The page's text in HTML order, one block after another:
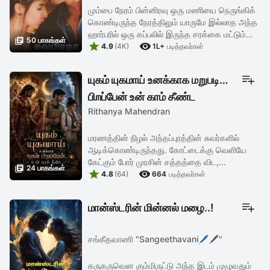
 50 பாகங்கள்
மும்பை நேரம் பின்னிரவு ஒரு மணியை நெருங்கிக்
கொண்டிருந்த நேரத்திலும் யாருமே இல்லாத அந்த
ஹார்பரில் ஒரு கப்பலில் இருந்த சரக்கை மட்டும்
பத்துப் பேர்க் கொண்ட கும்பல் வேகமாக இறக்கிக்
 4.9 (4K)  1L+ படித்தவர்கள்
 24 பாகங்கள்
யுகம் யுகமாய் உனக்காக மறுபடி
பிறப்பேன் உன் கரம் தீண்ட
Rithanya Mahendran
மரணத்தின் நிழல் அந்தப்புரத்தின் சுவர்களில்
ஆடிக்கொண்டிருந்தது. கோட்டைக்கு வெளியே
கேட்கும் போர் முரசின் சத்தத்தை விட,
நிலஞ்சனாவின் மூச்சுக்காற்று அதிக
 4.8 (64)  664 படித்தவர்கள்
மான்ஸ்டரின் மின்னல் மழை..!
சங்கீதவாணி "Sangeethavani🖊🖋️"
கருகருவென கும்மிருட்டு அந்த இடம் முழுவதும்